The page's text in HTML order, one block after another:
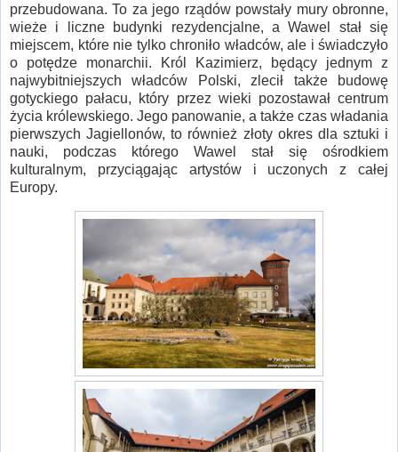
przebudowana. To za jego rządów powstały mury obronne,
wieże i liczne budynki rezydencjalne, a Wawel stał się
miejscem, które nie tylko chroniło władców, ale i świadczyło
o potędze monarchii. Król Kazimierz, będący jednym z
najwybitniejszych władców Polski, zlecił także budowę
gotyckiego pałacu, który przez wieki pozostawał centrum
życia królewskiego. Jego panowanie, a także czas władania
pierwszych Jagiellonów, to również złoty okres dla sztuki i
nauki, podczas którego Wawel stał się ośrodkiem
kulturalnym, przyciągając artystów i uczonych z całej
Europy.